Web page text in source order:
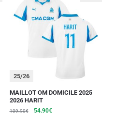
25/26
MAILLOT OM DOMICILE 2025
2026 HARIT
109.90€ 54.90€